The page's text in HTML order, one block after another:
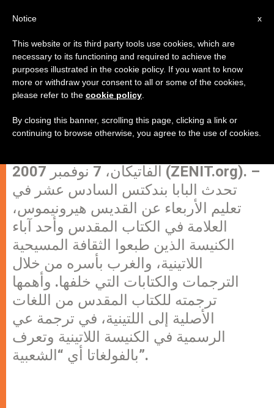
البابا: "علينا أن نقرأ الكتاب المقدس لا
ككلمة من الماضي، بل ككلمة الله
التي تتوجه إلينا أيضًا"
الفاتيكان، 7 نوفمبر 2007 (ZENIT.org). –
تحدث البابا بندكتس السادس عشر في
تعليم الأربعاء عن القديس هيرونيموس،
العلامة في الكتاب المقدس وأحد آباء
الكنيسة الذين طبعوا الثقافة المسيحية
اللاتينية، والغرب بأسره من خلال
الترجمات والكتابات التي خلفها. وأهمها
ترجمته للكتاب المقدس من اللغات
الأصلية إلى اللتينية، في ترجمة عي
الرسمية في الكنيسة اللاتينية وتعرف
بالفولغاتا أي “الشعبية”.
x
Notice
This website or its third party tools use cookies, which are
necessary to its functioning and required to achieve the
purposes illustrated in the cookie policy. If you want to know
more or withdraw your consent to all or some of the cookies,
please refer to the cookie policy
By closing this banner, scrolling this page, clicking a link or
continuing to browse otherwise, you agree to the use of cookies.